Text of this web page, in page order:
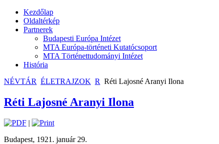
Kezdőlap
Oldaltérkép
Partnerek
Budapesti Európa Intézet
MTA Európa-történeti Kutatócsoport
MTA Történettudományi Intézet
História
NÉVTÁR ÉLETRAJZOK R Réti Lajosné Aranyi Ilona
Réti Lajosné Aranyi Ilona
|
Budapest, 1921. január 29.